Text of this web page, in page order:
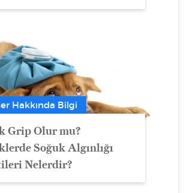
Hakkında Bilgi
Grip Olur mu?
Soğuk Algınlığı
Nelerdir?